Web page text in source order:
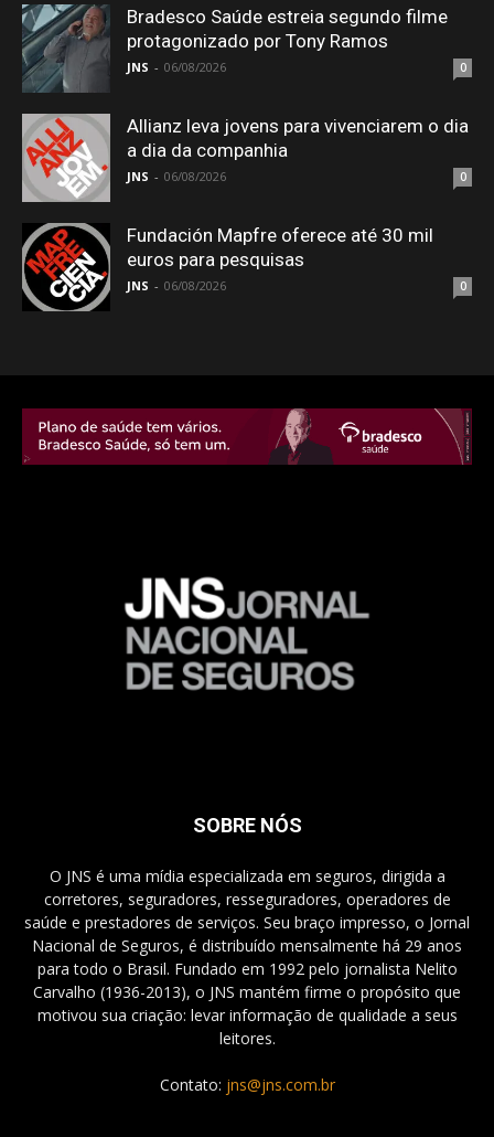
Bradesco Saúde estreia segundo filme
protagonizado por Tony Ramos
JNS - 06/08/2026 0
Allianz leva jovens para vivenciarem o dia
a dia da companhia
JNS - 06/08/2026 0
Fundación Mapfre oferece até 30 mil
euros para pesquisas
JNS - 06/08/2026 0
SOBRE NÓS
O JNS é uma mídia especializada em seguros, dirigida a
corretores, seguradores, resseguradores, operadores de
saúde e prestadores de serviços. Seu braço impresso, o Jornal
Nacional de Seguros, é distribuído mensalmente há 29 anos
para todo o Brasil. Fundado em 1992 pelo jornalista Nelito
Carvalho (1936-2013), o JNS mantém firme o propósito que
motivou sua criação: levar informação de qualidade a seus
leitores.
Contato: jns@jns.com.br